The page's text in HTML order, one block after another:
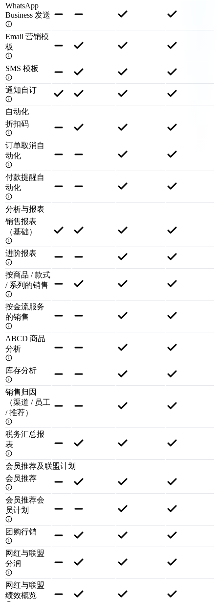
WhatsApp
Business 发送
Email 营销模
板
SMS 模板
通知自订
自动化
折扣码
订单取消自
动化
付款提醒自
动化
分析与报表
销售报表
（基础）
进阶报表
按商品 / 款式
/ 系列的销售
按金流服务
的销售
ABCD 商品
分析
库存分析
销售归因
（渠道 / 员工
/ 推荐）
税务汇总报
表
会员推荐及联盟计划
会员推荐
会员推荐会
员计划
团购行销
网红与联盟
分润
网红与联盟
绩效概览